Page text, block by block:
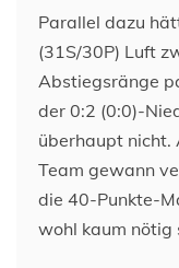
Parallel dazu
(31S/30P) Luft
Abstiegsränge
der 0:2 (0:0)-
überhaupt nicht.
Team gewann
die 40-Punkte-
wohl kaum nötig